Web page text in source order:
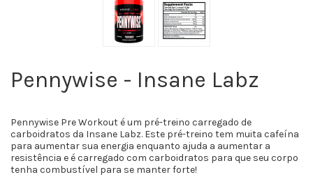
Pennywise - Insane Labz
Pennywise Pre Workout é um pré-treino carregado de
carboidratos da Insane Labz. Este pré-treino tem muita cafeína
para aumentar sua energia enquanto ajuda a aumentar a
resistência e é carregado com carboidratos para que seu corpo
tenha combustível para se manter forte!